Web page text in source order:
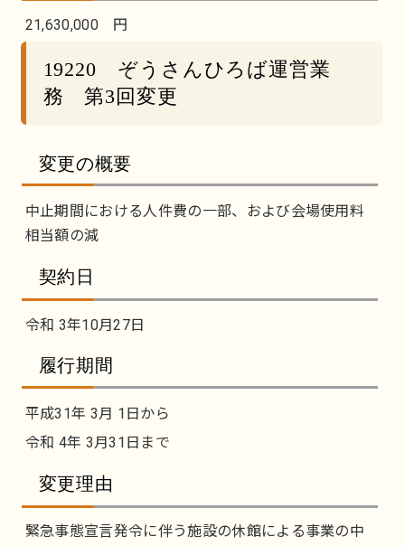
21,630,000 円
19220 ぞうさんひろば運営業
務 第3回変更
変更の概要
中止期間における人件費の一部、および会場使用料
相当額の減
契約日
令和 3年10月27日
履行期間
平成31年 3月 1日から
令和 4年 3月31日まで
変更理由
緊急事態宣言発令に伴う施設の休館による事業の中